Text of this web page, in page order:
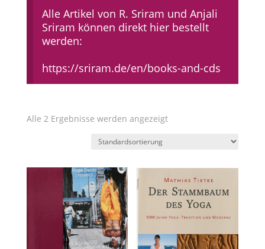
Alle Artikel von R. Sriram und Anjali
Sriram können direkt hier bestellt
werden:
https://sriram.de/en/books-and-cds
Alle 2 Ergebnisse werden angezeigt